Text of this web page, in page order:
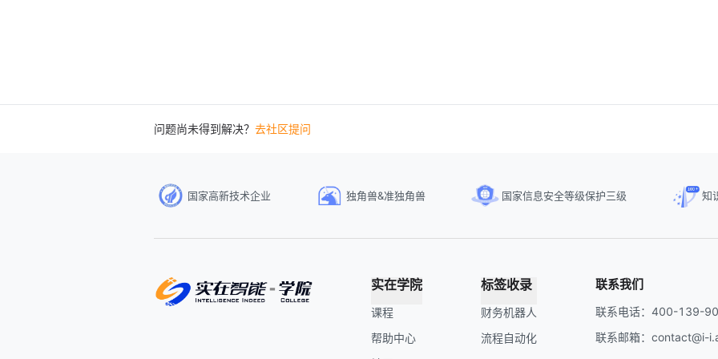
问题尚未得到解决？ 去社区提问
国家高新技术企业 独角兽&准独角兽 国家信息安全等级保护三级 知
实在学院
课程
帮助中心
标签收录
财务机器人
流程自动化
联系我们
联系电话：400-139-
联系邮箱：contact@i-